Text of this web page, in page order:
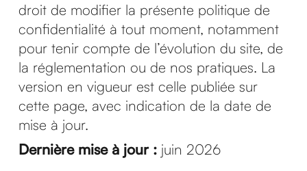
droit de modifier la présente politique de
confidentialité à tout moment, notamment
pour tenir compte de l’évolution du site, de
la réglementation ou de nos pratiques. La
version en vigueur est celle publiée sur
cette page, avec indication de la date de
mise à jour.
Dernière mise à jour :juin 2026